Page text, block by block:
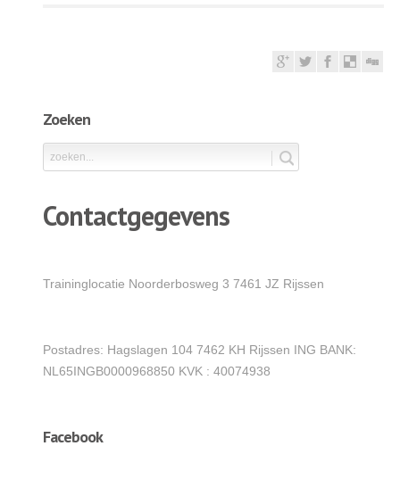
Zoeken
Contactgegevens
Traininglocatie Noorderbosweg 3 7461 JZ Rijssen
Postadres: Hagslagen 104 7462 KH Rijssen ING BANK:
NL65INGB0000968850 KVK : 40074938
Facebook